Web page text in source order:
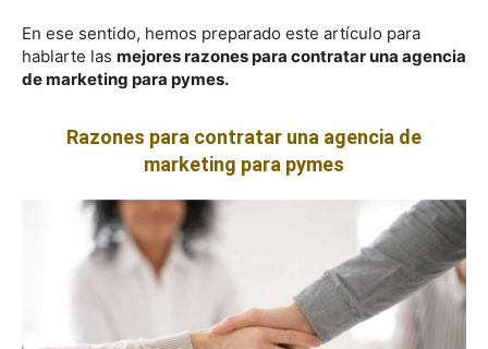
En ese sentido, hemos preparado este artículo para
hablarte las mejores razones para contratar una agencia
de marketing para pymes.
Razones para contratar una agencia de
marketing para pymes